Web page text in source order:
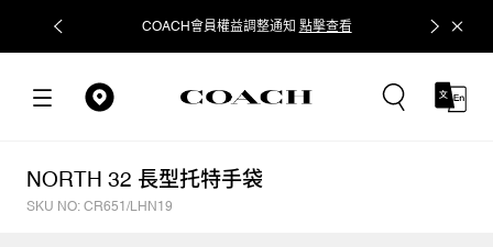
COACH會員權益調整通知 點擊查看 立即追蹤
NORTH 32 長型托特手袋
SKU NO: CR651/LHN19